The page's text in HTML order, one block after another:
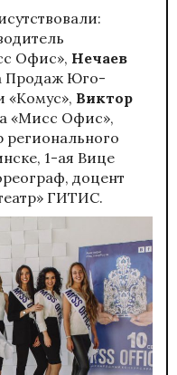
Офис», Нечаев
Продаж Юго-
«Комус», Виктор
«Мисс Офис»,
регионального
1-ая Вице
доцент
ГИТИС.